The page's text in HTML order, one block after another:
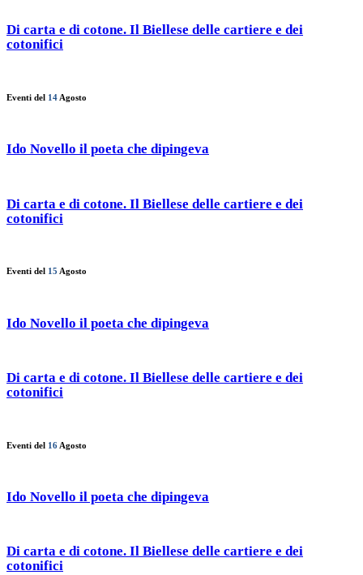
Di carta e di cotone. Il Biellese delle cartiere e dei
cotonifici
Eventi del 14 Agosto
Ido Novello il poeta che dipingeva
Di carta e di cotone. Il Biellese delle cartiere e dei
cotonifici
Eventi del 15 Agosto
Ido Novello il poeta che dipingeva
Di carta e di cotone. Il Biellese delle cartiere e dei
cotonifici
Eventi del 16 Agosto
Ido Novello il poeta che dipingeva
Di carta e di cotone. Il Biellese delle cartiere e dei
cotonifici